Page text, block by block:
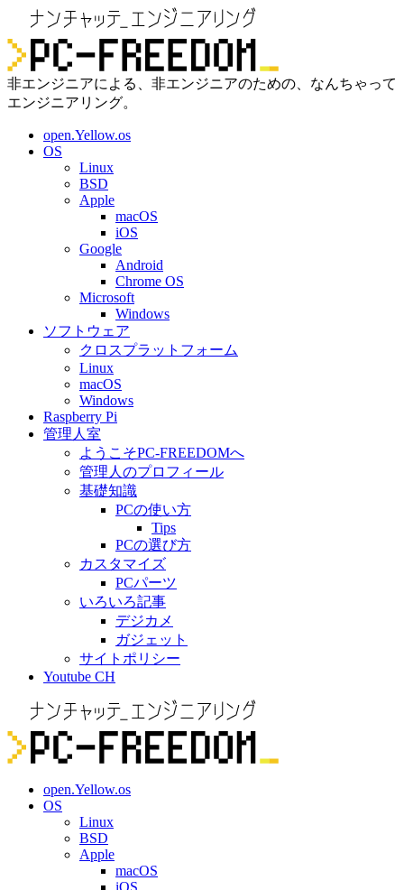
非エンジニアによる、非エンジニアのための、なんちゃって
エンジニアリング。
open.Yellow.os
OS
Linux
BSD
Apple
macOS
iOS
Google
Android
Chrome OS
Microsoft
Windows
ソフトウェア
クロスプラットフォーム
Linux
macOS
Windows
Raspberry Pi
管理人室
ようこそPC-FREEDOMへ
管理人のプロフィール
基礎知識
PCの使い方
Tips
PCの選び方
カスタマイズ
PCパーツ
いろいろ記事
デジカメ
ガジェット
サイトポリシー
Youtube CH
open.Yellow.os
OS
Linux
BSD
Apple
macOS
iOS